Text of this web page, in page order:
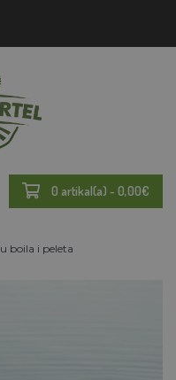
0 artikal(a) - 0,00€
boila i peleta